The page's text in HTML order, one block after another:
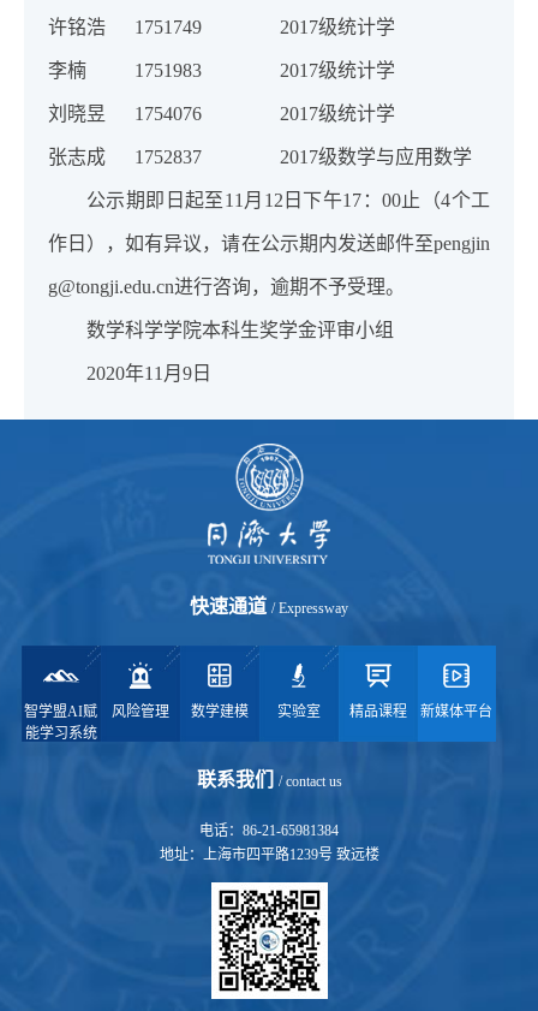
许铭浩 1751749 2017级统计学
李楠 1751983 2017级统计学
刘晓昱 1754076 2017级统计学
张志成 1752837 2017级数学与应用数学
公示期即日起至11月12日下午17：00止（4个工
作日），如有异议，请在公示期内发送邮件至pengjin
g@tongji.edu.cn进行咨询，逾期不予受理。
数学科学学院本科生奖学金评审小组
2020年11月9日
快速通道 / Expressway
智学盟AI赋
能学习系统
风险管理 数学建模 实验室 精品课程 新媒体平台
联系我们 / contact us
电话：86-21-65981384
地址：上海市四平路1239号 致远楼